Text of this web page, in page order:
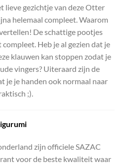
lieve gezichtje van deze Otter
helemaal compleet. Waarom
De schattige pootjes
compleet. Heb je al gezien dat je
klauwen kan stoppen zodat je
vingers? Uiteraard zijn de
je je handen ook normaal naar
;).
zijn officiele SAZAC
voor de beste kwaliteit waar